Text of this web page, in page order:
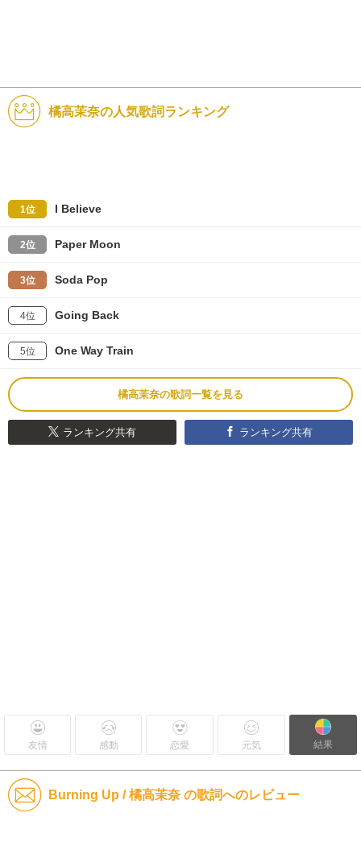
橘高茉奈の人気歌詞ランキング
1位 I Believe
2位 Paper Moon
3位 Soda Pop
4位 Going Back
5位 One Way Train
橘高茉奈の歌詞一覧を見る
ランキング共有 ランキング共有
友情 感動 恋愛 元気 結果
Burning Up / 橘高茉奈 の歌詞へのレビュー